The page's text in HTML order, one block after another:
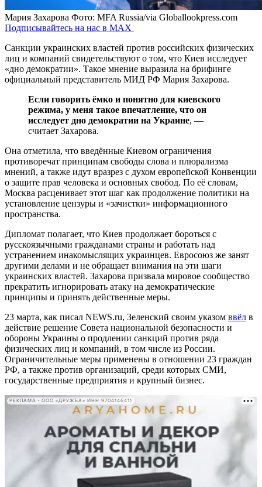
Мария Захарова Фото: MFA Russia/via Globallookpress.com
Подписывайтесь на нас в MAX
Санкции украинских властей против российских физических
лиц и компаний свидетельствуют о том, что Киев исследует
«дно демократии». Такое мнение выразила на брифинге
официальный представитель МИД РФ Мария Захарова.
Если говорить ёмко и понятно для киевского
режима, у меня такое впечатление, что он
исследует дно демократии на Украине, —
считает Захарова.
Она отметила, что введённые Киевом ограничения
противоречат принципам свободы слова и плюрализма
мнений, а также идут вразрез с духом европейской Конвенции
о защите прав человека и основных свобод. По её словам,
Москва расценивает этот шаг как продолжение политики на
установление цензуры и «зачистки» информационного
пространства.
Дипломат полагает, что Киев продолжает бороться с
русскоязычными гражданами страны и работать над
устранением инакомыслящих украинцев. Евросоюз же занят
другими делами и не обращает внимания на эти шаги
украинских властей. Захарова призвала мировое сообщество
прекратить игнорировать атаку на демократические
принципы и принять действенные меры.
23 марта, как писал NEWS.ru, Зеленский своим указом ввёл в
действие решение Совета национальной безопасности и
обороны Украины о продлении санкций против ряда
физических лиц и компаний, в том числе из России.
Ограничительные меры применены в отношении 23 граждан
РФ, а также против организаций, среди которых СМИ,
государственные предприятия и крупный бизнес.
РЕКЛАМА • ООО «ДРУЖБА» ИНН 9704146411